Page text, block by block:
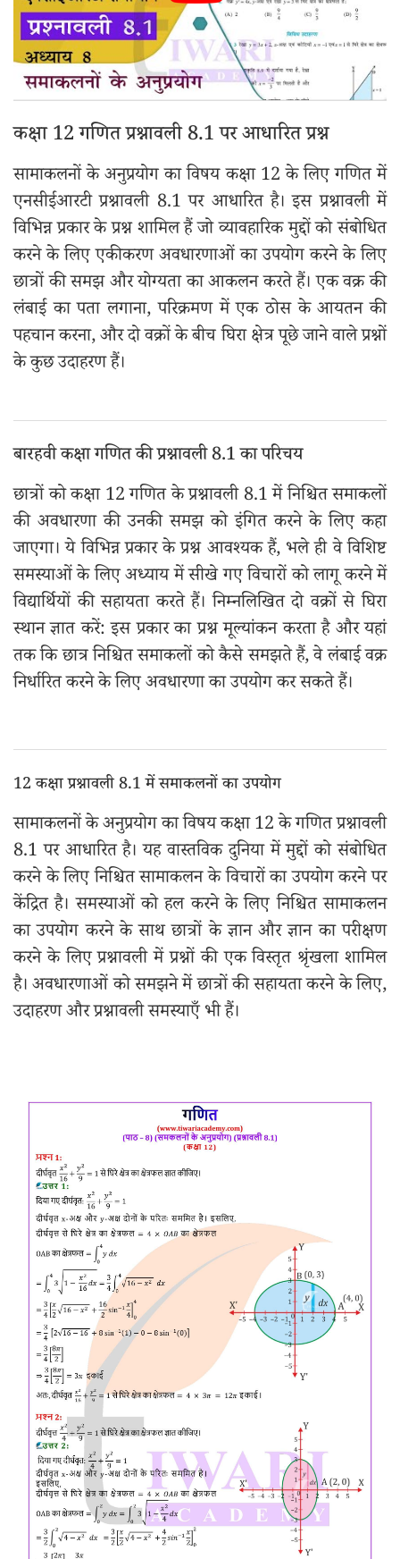
कक्षा 12 गणित प्रश्नावली 8.1 पर आधारित प्रश्न
सामाकलनों के अनुप्रयोग का विषय कक्षा 12 के लिए गणित में
एनसीईआरटी प्रश्नावली 8.1 पर आधारित है। इस प्रश्नावली में
विभिन्न प्रकार के प्रश्न शामिल हैं जो व्यावहारिक मुद्दों को संबोधित
करने के लिए एकीकरण अवधारणाओं का उपयोग करने के लिए
छात्रों की समझ और योग्यता का आकलन करते हैं। एक वक्र की
लंबाई का पता लगाना, परिक्रमण में एक ठोस के आयतन की
पहचान करना, और दो वक्रों के बीच घिरा क्षेत्र पूछे जाने वाले प्रश्नों
के कुछ उदाहरण हैं।
बारहवी कक्षा गणित की प्रश्नावली 8.1 का परिचय
छात्रों को कक्षा 12 गणित के प्रश्नावली 8.1 में निश्चित समाकलों
की अवधारणा की उनकी समझ को इंगित करने के लिए कहा
जाएगा। ये विभिन्न प्रकार के प्रश्न आवश्यक हैं, भले ही वे विशिष्ट
समस्याओं के लिए अध्याय में सीखे गए विचारों को लागू करने में
विद्यार्थियों की सहायता करते हैं। निम्नलिखित दो वक्रों से घिरा
स्थान ज्ञात करें: इस प्रकार का प्रश्न मूल्यांकन करता है और यहां
तक कि छात्र निश्चित समाकलों को कैसे समझते हैं, वे लंबाई वक्र
निर्धारित करने के लिए अवधारणा का उपयोग कर सकते हैं।
12 कक्षा प्रश्नावली 8.1 में समाकलनों का उपयोग
सामाकलनों के अनुप्रयोग का विषय कक्षा 12 के गणित प्रश्नावली
8.1 पर आधारित है। यह वास्तविक दुनिया में मुद्दों को संबोधित
करने के लिए निश्चित सामाकलन के विचारों का उपयोग करने पर
केंद्रित है। समस्याओं को हल करने के लिए निश्चित सामाकलन
का उपयोग करने के साथ छात्रों के ज्ञान और ज्ञान का परीक्षण
करने के लिए प्रश्नावली में प्रश्नों की एक विस्तृत श्रृंखला शामिल
है। अवधारणाओं को समझने में छात्रों की सहायता करने के लिए,
उदाहरण और प्रश्नावली समस्याएँ भी हैं।